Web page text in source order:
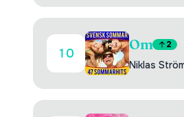
10
Om 2
Niklas